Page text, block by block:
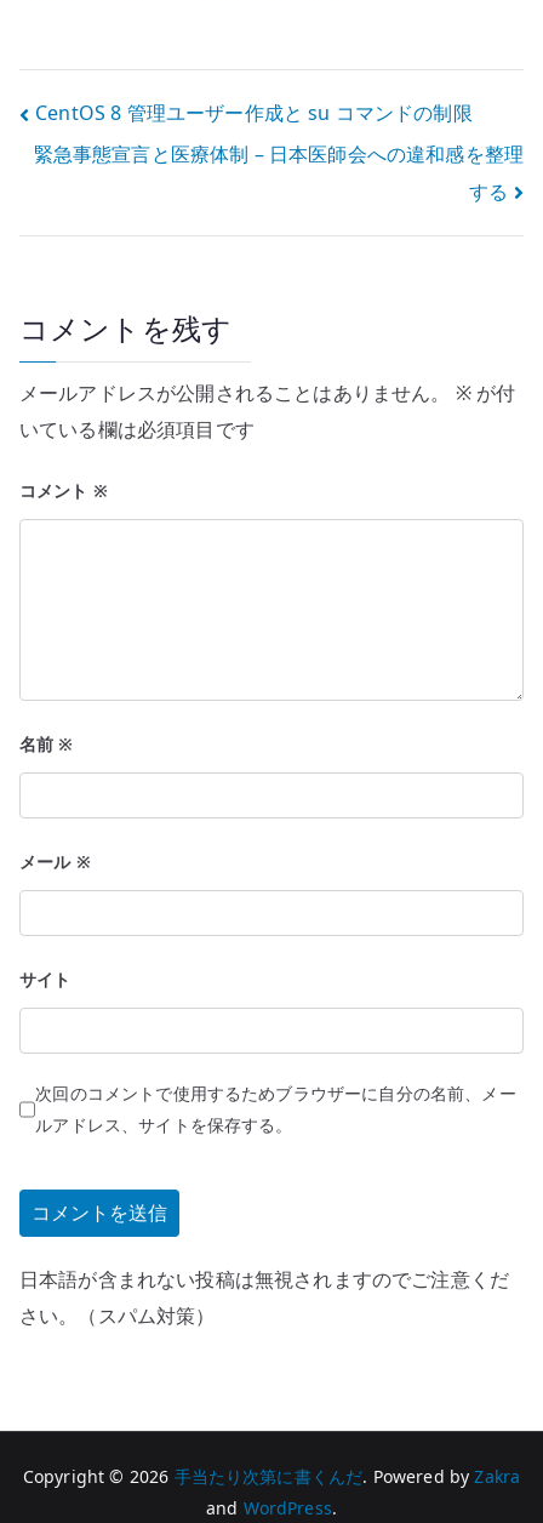
投
稿
ゲ
ー
シ
ン
CentOS 8 管理ユーザー作成と su コマンドの制限
緊急事態宣言と医療体制 – 日本医師会への違和感を整理
する
コメントを残す
メールアドレスが公開されることはありません。 ※が付
いている欄は必須項目です
コメント ※
名前※
メール ※
サイト
次回のコメントで使用するためブラウザーに自分の名前、メー
ルアドレス、サイトを保存する。
日本語が含まれない投稿は無視されますのでご注意くだ
さい。（スパム対策）
Copyright © 2026 手当たり次第に書くんだ. Powered byZakra
and WordPress.